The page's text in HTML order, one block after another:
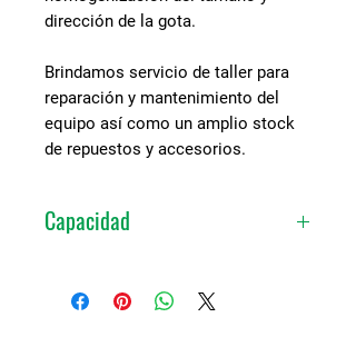
dirección de la gota.
Brindamos servicio de taller para
reparación y mantenimiento del
equipo así como un amplio stock
de repuestos y accesorios.
Capacidad